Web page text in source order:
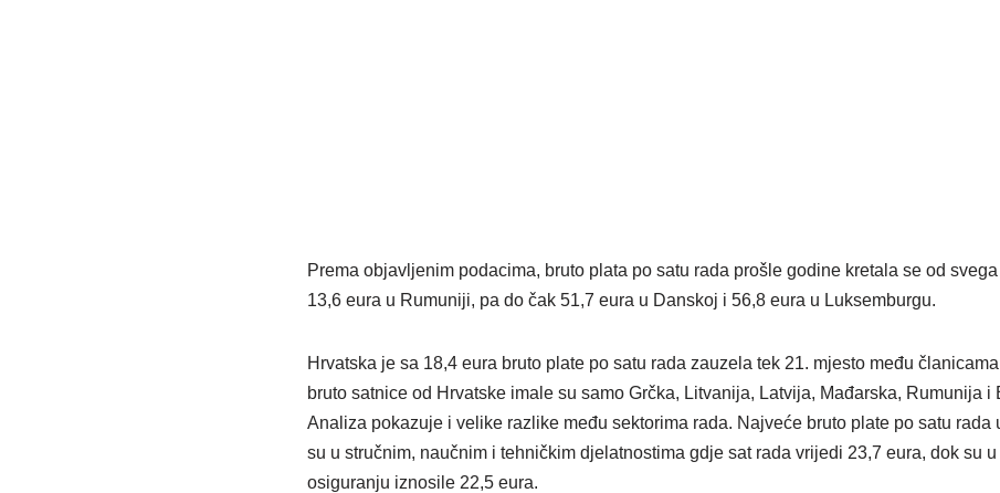
Prema objavljenim podacima, bruto plata po satu rada prošle godine kretala se od
13,6 eura u Rumuniji, pa do čak 51,7 eura u Danskoj i 56,8 eura u Luksemburgu.
Hrvatska je sa 18,4 eura bruto plate po satu rada zauzela tek 21. mjesto među
bruto satnice od Hrvatske imale su samo Grčka, Litvanija, Latvija, Mađarska, Rumunija i
Analiza pokazuje i velike razlike među sektorima rada. Najveće bruto plate po satu rada
su u stručnim, naučnim i tehničkim djelatnostima gdje sat rada vrijedi 23,7 eura, dok su
osiguranju iznosile 22,5 eura.